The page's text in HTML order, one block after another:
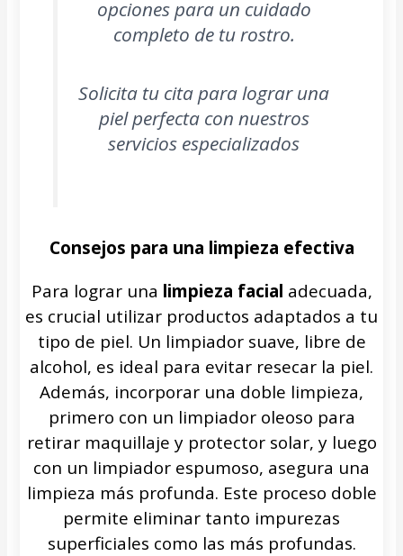
opciones para un cuidado
completo de tu rostro.
Solicita tu cita para lograr una
piel perfecta con nuestros
servicios especializados
Consejos para una limpieza efectiva
Para lograr una limpieza facial adecuada,
es crucial utilizar productos adaptados a tu
tipo de piel. Un limpiador suave, libre de
alcohol, es ideal para evitar resecar la piel.
Además, incorporar una doble limpieza,
primero con un limpiador oleoso para
retirar maquillaje y protector solar, y luego
con un limpiador espumoso, asegura una
limpieza más profunda. Este proceso doble
permite eliminar tanto impurezas
superficiales como las más profundas.